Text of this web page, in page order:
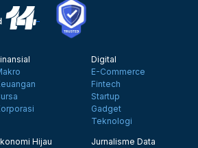
Digital
E-Commerce
Fintech
Startup
Gadget
Teknologi
Hijau
Jurnalisme Data